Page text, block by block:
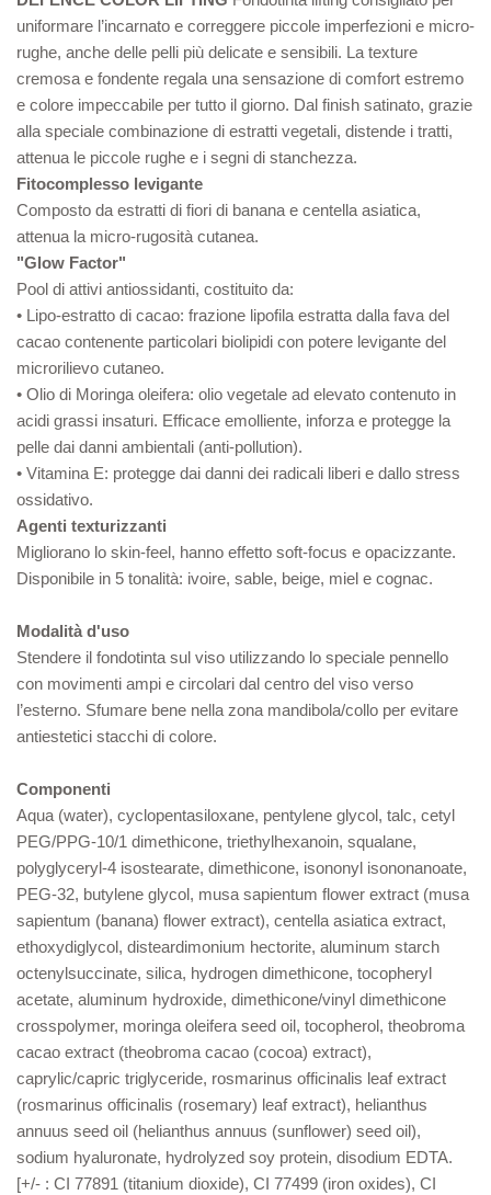
uniformare l’incarnato e correggere piccole imperfezioni e micro-
rughe, anche delle pelli più delicate e sensibili. La texture
cremosa e fondente regala una sensazione di comfort estremo
e colore impeccabile per tutto il giorno. Dal finish satinato, grazie
alla speciale combinazione di estratti vegetali, distende i tratti,
attenua le piccole rughe e i segni di stanchezza.
Fitocomplesso levigante
Composto da estratti di fiori di banana e centella asiatica,
attenua la micro-rugosità cutanea.
"Glow Factor"
Pool di attivi antiossidanti, costituito da:
• Lipo-estratto di cacao: frazione lipofila estratta dalla fava del
cacao contenente particolari biolipidi con potere levigante del
microrilievo cutaneo.
• Olio di Moringa oleifera: olio vegetale ad elevato contenuto in
acidi grassi insaturi. Efficace emolliente, inforza e protegge la
pelle dai danni ambientali (anti-pollution).
• Vitamina E: protegge dai danni dei radicali liberi e dallo stress
ossidativo.
Agenti texturizzanti
Migliorano lo skin-feel, hanno effetto soft-focus e opacizzante.
Disponibile in 5 tonalità: ivoire, sable, beige, miel e cognac.
Modalità d'uso
Stendere il fondotinta sul viso utilizzando lo speciale pennello
con movimenti ampi e circolari dal centro del viso verso
l’esterno. Sfumare bene nella zona mandibola/collo per evitare
antiestetici stacchi di colore.
Componenti
Aqua (water), cyclopentasiloxane, pentylene glycol, talc, cetyl
PEG/PPG-10/1 dimethicone, triethylhexanoin, squalane,
polyglyceryl-4 isostearate, dimethicone, isononyl isononanoate,
PEG-32, butylene glycol, musa sapientum flower extract (musa
sapientum (banana) flower extract), centella asiatica extract,
ethoxydiglycol, disteardimonium hectorite, aluminum starch
octenylsuccinate, silica, hydrogen dimethicone, tocopheryl
acetate, aluminum hydroxide, dimethicone/vinyl dimethicone
crosspolymer, moringa oleifera seed oil, tocopherol, theobroma
cacao extract (theobroma cacao (cocoa) extract),
caprylic/capric triglyceride, rosmarinus officinalis leaf extract
(rosmarinus officinalis (rosemary) leaf extract), helianthus
annuus seed oil (helianthus annuus (sunflower) seed oil),
sodium hyaluronate, hydrolyzed soy protein, disodium EDTA.
[+/- : CI 77891 (titanium dioxide), CI 77499 (iron oxides), CI